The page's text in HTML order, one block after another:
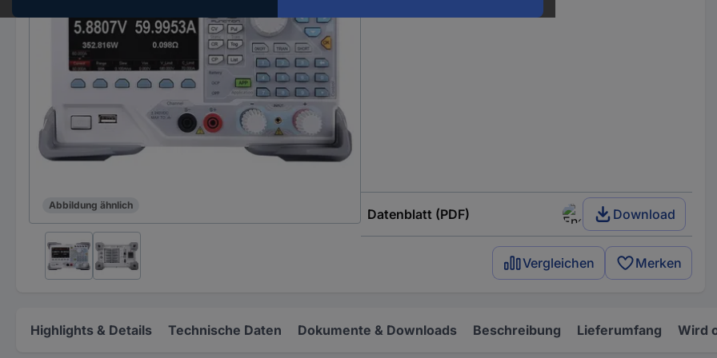
Abbildung ähnlich
Datenblatt (PDF) Download
Vergleichen Merken
Highlights & Details Technische Daten Dokumente & Downloads Beschreibung Lieferumfang Wird